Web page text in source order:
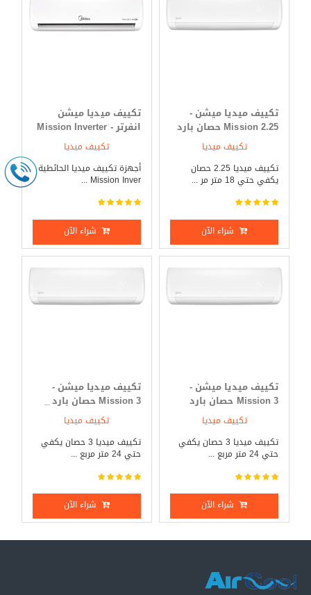
تكييف ميديا ميشن -
Mission 2.25 حصان بارد
تكييف ميديا
تكييف ميديا 2.25 حصان
يكفي حتي 18 متر مر ...
شراء الآن
تكييف ميديا ميشن
انفرتر - Mission Inverter
تكييف ميديا
أجهزة تكييف ميديا الحائطية
Mission Inver ...
شراء الآن
تكييف ميديا ميشن -
Mission 3 حصان بارد
تكييف ميديا
تكييف ميديا 3 حصان يكفي
حتي 24 متر مربع ...
شراء الآن
تكييف ميديا ميشن -
Mission 3 حصان بارد _
تكييف ميديا
تكييف ميديا 3 حصان يكفي
حتي 24 متر مربع ...
شراء الآن